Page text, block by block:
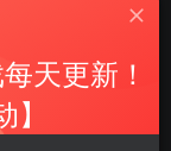
天更新！